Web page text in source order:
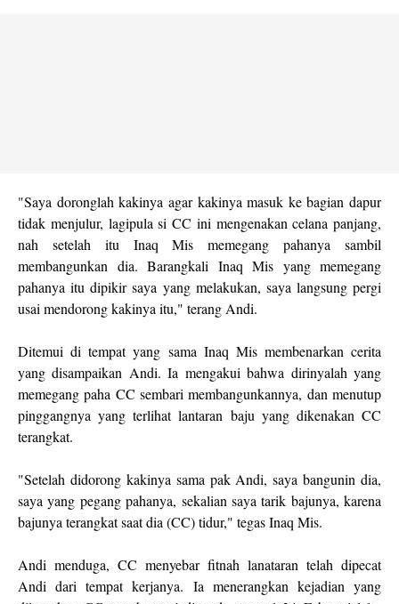
"Saya doronglah kakinya agar kakinya masuk ke bagian dapur
tidak menjulur, lagipula si CC ini mengenakan celana panjang,
nah setelah itu Inaq Mis memegang pahanya sambil
membangunkan dia. Barangkali Inaq Mis yang memegang
pahanya itu dipikir saya yang melakukan, saya langsung pergi
usai mendorong kakinya itu," terang Andi.
Ditemui di tempat yang sama Inaq Mis membenarkan cerita
yang disampaikan Andi. Ia mengakui bahwa dirinyalah yang
memegang paha CC sembari membangunkannya, dan menutup
pinggangnya yang terlihat lantaran baju yang dikenakan CC
terangkat.
"Setelah didorong kakinya sama pak Andi, saya bangunin dia,
saya yang pegang pahanya, sekalian saya tarik bajunya, karena
bajunya terangkat saat dia (CC) tidur," tegas Inaq Mis.
Andi menduga, CC menyebar fitnah lanataran telah dipecat
Andi dari tempat kerjanya. Ia menerangkan kejadian yang